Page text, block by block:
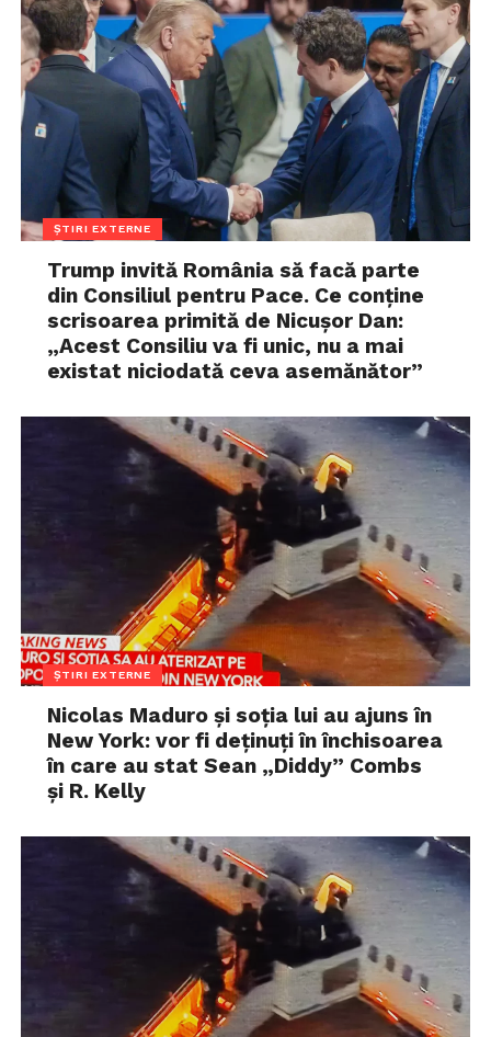
ȘTIRI EXTERNE
Trump invită România să facă parte
din Consiliul pentru Pace. Ce conține
scrisoarea primită de Nicușor Dan:
„Acest Consiliu va fi unic, nu a mai
existat niciodată ceva asemănător”
ȘTIRI EXTERNE
Nicolas Maduro și soția lui au ajuns în
New York: vor fi deținuți în închisoarea
în care au stat Sean „Diddy” Combs
și R. Kelly